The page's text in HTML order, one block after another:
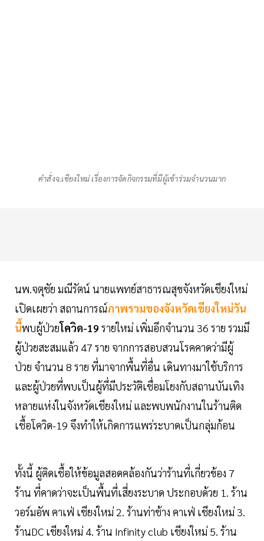
คำสั่งจ.เชียงใหม่ เรื่องการจัดกิจกรรมที่มีผู้เข้าร่วมจำนวนมาก
นพ.จตุชัย มณีรัตน์ นายแพทย์สาธารณสุขจังหวัดเชียงใหม่
เปิดเผยว่า สถานการณ์ภาพรวมของจังหวัดเชียงใหม่วัน
นี้พบผู้ป่วยโควิด-19 รายใหม่ เพิ่มอีกจำนวน 36 ราย รวมมี
ผู้ป่วยสะสมแล้ว 47 ราย จากการสอบสวนโรคคาดว่ามีผู้
ป่วย จำนวน 8 ราย ที่มาจากพื้นที่อื่น เดินทางมาใช้บริการ
และผู้ป่วยที่พบเป็นผู้ที่มีประวัติเชื่อมโยงกับสถานบันเทิง
หลายแห่งในจังหวัดเชียงใหม่ และพบพนักงานในร้านติด
เชื้อโควิด-19 จึงทำให้เกิดการแพร่ระบาดเป็นกลุ่มก้อน
ทั้งนี้ ผู้ติดเชื้อให้ข้อมูลสอดคล้องกันว่าร้านที่เกี่ยวข้อง 7
ร้าน ที่คาดว่าจะเป็นพื้นที่เสี่ยงระบาด ประกอบด้วย 1. ร้าน
วอร์มอัพ คาเฟ่ เชียงใหม่ 2. ร้านท่าช้าง คาเฟ่ เชียงใหม่ 3.
ร้านDC เชียงใหม่ 4. ร้าน Infinity club เชียงใหม่ 5. ร้าน